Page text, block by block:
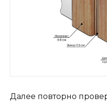
Далее повторно